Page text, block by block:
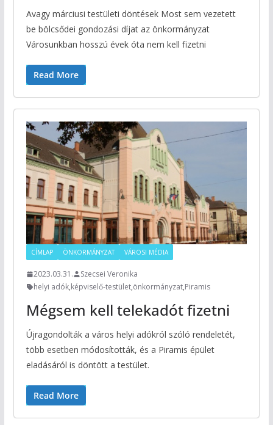
Avagy márciusi testületi döntések Most sem vezetett
be bölcsődei gondozási díjat az önkormányzat
Városunkban hosszú évek óta nem kell fizetni
Read More
CÍMLAP ÖNKORMÁNYZAT VÁROSI MÉDIA
2023.03.31.
Szecsei Veronika
helyi adók,képviselő-testület,önkormányzat,Piramis
Mégsem kell telekadót fizetni
Újragondolták a város helyi adókról szóló rendeletét,
több esetben módosították, és a Piramis épület
eladásáról is döntött a testület.
Read More